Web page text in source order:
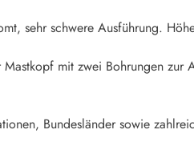
sehr schwere Ausführung.
mit zwei Bohrungen
Bundesländer sowie